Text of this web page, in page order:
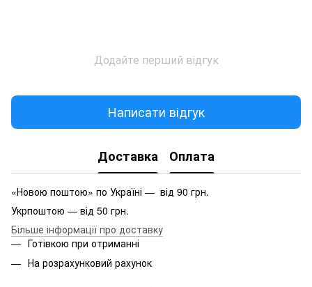
Додайте перший відгук
Написати відгук
Доставка Оплата
«Новою поштою» по Україні — від 90 грн.
Укрпоштою — від 50 грн.
Більше інформації про доставку
Готівкою при отриманні
На розрахунковий рахунок